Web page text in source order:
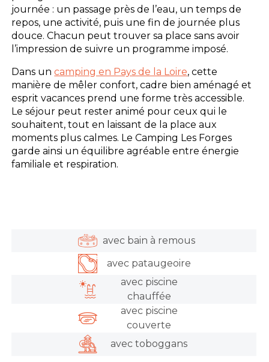
journée : un passage près de l’eau, un temps de
repos, une activité, puis une fin de journée plus
douce. Chacun peut trouver sa place sans avoir
l’impression de suivre un programme imposé.
Dans uncamping en Pays de la Loire, cette
manière de mêler confort, cadre bien aménagé et
esprit vacances prend une forme très accessible.
Le séjour peut rester animé pour ceux qui le
souhaitent, tout en laissant de la place aux
moments plus calmes. Le Camping Les Forges
garde ainsi un équilibre agréable entre énergie
familiale et respiration.
avec bain à remous
avec pataugeoire
avec piscine
chauffée
avec piscine
couverte
avec toboggans